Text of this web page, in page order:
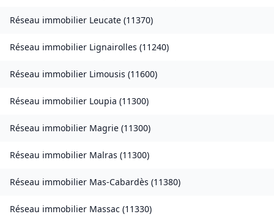
Réseau immobilier Leucate (11370)
Réseau immobilier Lignairolles (11240)
Réseau immobilier Limousis (11600)
Réseau immobilier Loupia (11300)
Réseau immobilier Magrie (11300)
Réseau immobilier Malras (11300)
Réseau immobilier Mas-Cabardès (11380)
Réseau immobilier Massac (11330)